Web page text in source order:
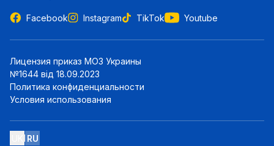
Facebook Instagram TikTok Youtube
Лицензия приказ МОЗ Украины
№1644 від 18.09.2023
Политика конфиденциальности
Условия использования
RU